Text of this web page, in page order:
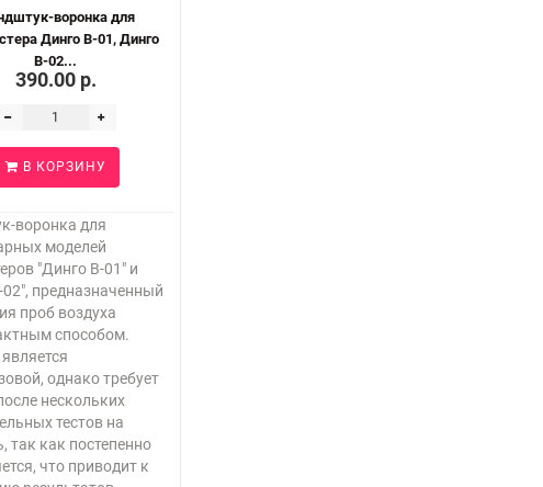
воронка для
Динго B-01, Динго
В-02...
390.00 р.
В КОРЗИНУ
воронка для
моделей
"Динго В-01" и
предназначенный
проб воздуха
способом.
однако требует
нескольких
тестов на
так как постепенно
что приводит к